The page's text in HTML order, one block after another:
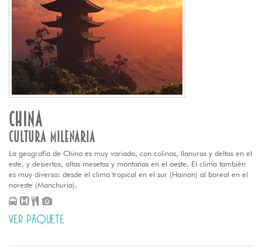
CHINA
CULTURA MILENARIA
La geografía de China es muy variada, con colinas, llanuras y deltas en el
este, y desiertos, altas mesetas y montañas en el oeste. El clima también
es muy diverso: desde el clima tropical en el sur (Hainan) al boreal en el
noreste (Manchuria).
VER PAQUETE